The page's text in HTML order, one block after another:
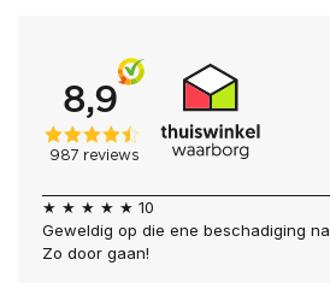
★ ★ ★ ★ ★ 10
Geweldig op die ene beschadiging na
Zo door gaan!